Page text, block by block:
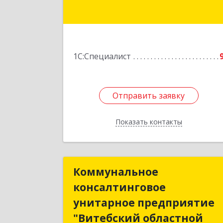
1С:Специалист
Отправить заявку
Показать контакты
Отправить заявку
Назад
Коммунальное
консалтинговое
унитарное предприятие
"Витебский областной
Коммунальное
консалтинговое
унитарное предприятие
"Витебский областной